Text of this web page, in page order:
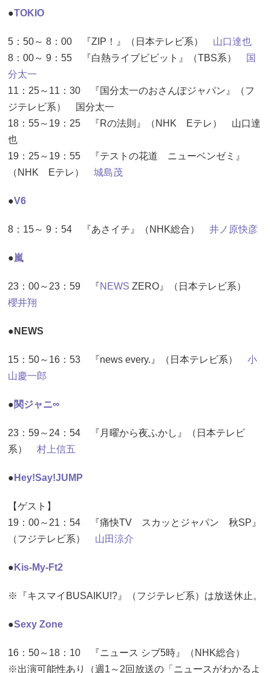
●TOKIO
5：50～ 8：00 『ZIP！』（日本テレビ系） 山口達也
8：00～ 9：55 『白熱ライブビビット』（TBS系）
国
分太一
11：25～11：30 『国分太一のおさんぽジャパン』（フ
ジテレビ系） 国分太一
18：55～19：25 『Rの法則』（NHK Eテレ） 山口達
也
19：25～19：55 『テストの花道 ニューベンゼミ』
（NHK Eテレ） 城島茂
●V6
8：15～ 9：54 『あさイチ』（NHK総合） 井ノ原快彦
●嵐
23：00～23：59 『NEWS ZERO』（日本テレビ系）
櫻井翔
●NEWS
15：50～16：53 『news every.』（日本テレビ系） 小
山慶一郎
●関ジャニ∞
23：59～24：54 『月曜から夜ふかし』（日本テレビ
系） 村上信五
● Hey!Say!JUMP
【ゲスト】
19：00～21：54 『痛快TV スカッとジャパン 秋SP』
（フジテレビ系） 山田涼介
● Kis-My-Ft2
※『キスマイBUSAIKU!?』（フジテレビ系）は放送休止。
●Sexy Zone
16：50～18：10 『ニュース シブ5時』（NHK総合）
※出演可能性あり（週1～2回放送の「ニュースがわかるよ